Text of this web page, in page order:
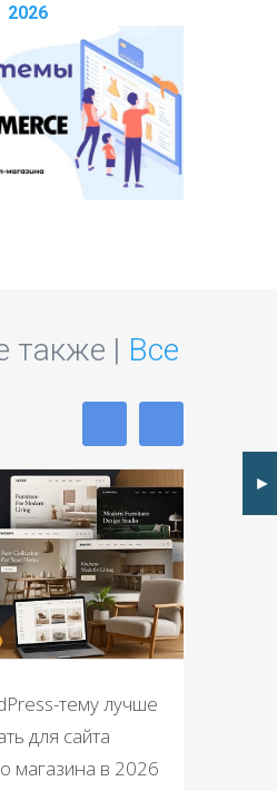
2026
также | Все
тему лучше
для сайта
магазина в 2026
►